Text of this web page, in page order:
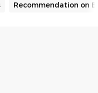
Recommendation on